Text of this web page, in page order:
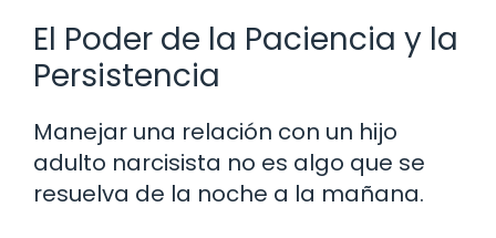
El Poder de la Paciencia y la
Persistencia
Manejar una relación con un hijo
adulto narcisista no es algo que se
resuelva de la noche a la mañana.